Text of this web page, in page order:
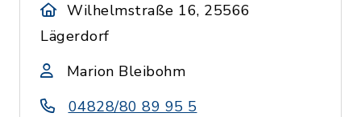
Wilhelmstraße 16, 25566
Lägerdorf
Marion Bleibohm
04828/80 89 95 5